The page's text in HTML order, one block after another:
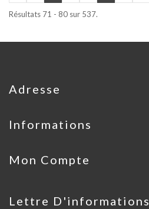
Résultats 71 - 80 sur 537.
Adresse
Informations
Mon Compte
Lettre D'informations